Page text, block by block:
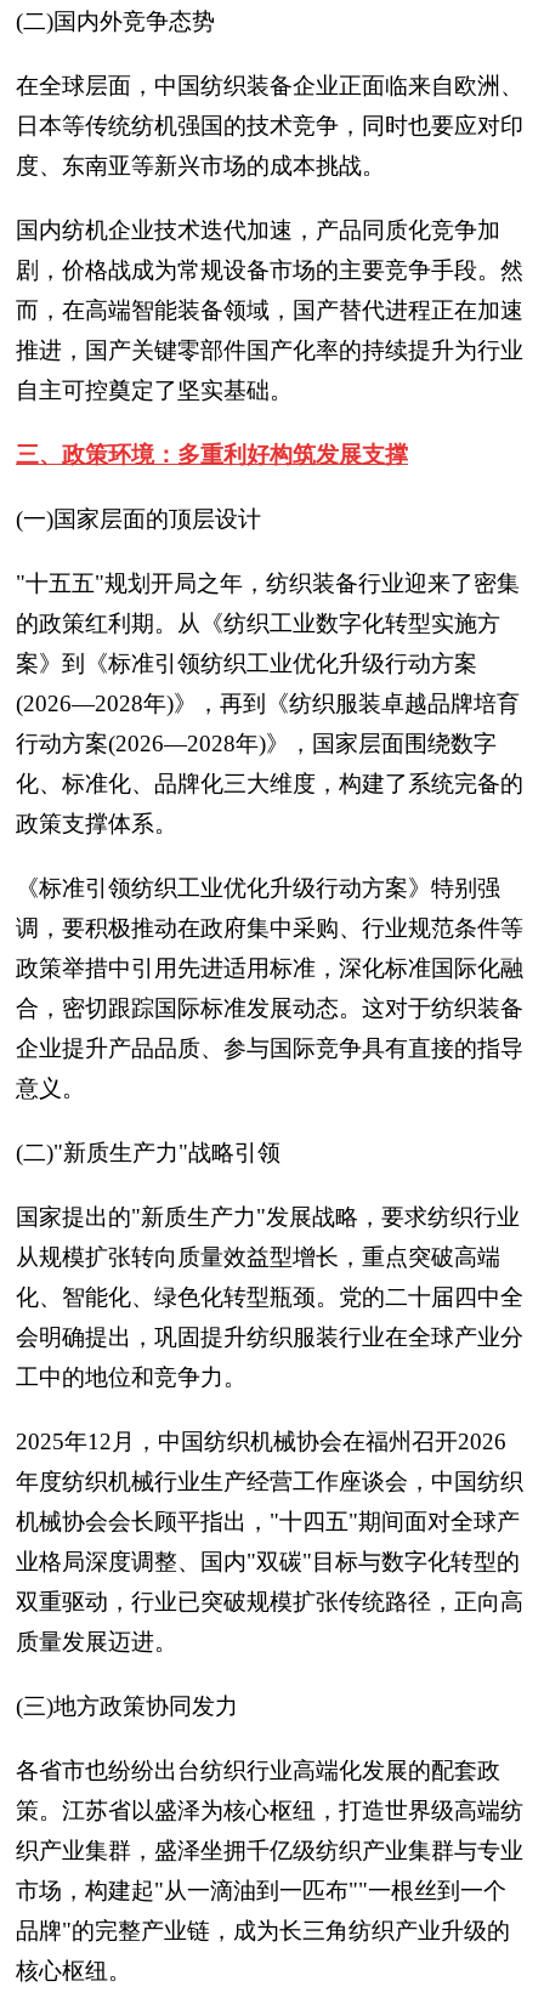
(二)国内外竞争态势
在全球层面，中国纺织装备企业正面临来自欧洲、
日本等传统纺机强国的技术竞争，同时也要应对印
度、东南亚等新兴市场的成本挑战。
国内纺机企业技术迭代加速，产品同质化竞争加
剧，价格战成为常规设备市场的主要竞争手段。然
而，在高端智能装备领域，国产替代进程正在加速
推进，国产关键零部件国产化率的持续提升为行业
自主可控奠定了坚实基础。
三、政策环境：多重利好构筑发展支撑
(一)国家层面的顶层设计
"十五五"规划开局之年，纺织装备行业迎来了密集
的政策红利期。从《纺织工业数字化转型实施方
案》到《标准引领纺织工业优化升级行动方案
(2026—2028年)》，再到《纺织服装卓越品牌培育
行动方案(2026—2028年)》，国家层面围绕数字
化、标准化、品牌化三大维度，构建了系统完备的
政策支撑体系。
《标准引领纺织工业优化升级行动方案》特别强
调，要积极推动在政府集中采购、行业规范条件等
政策举措中引用先进适用标准，深化标准国际化融
合，密切跟踪国际标准发展动态。这对于纺织装备
企业提升产品品质、参与国际竞争具有直接的指导
意义。
(二)"新质生产力"战略引领
国家提出的"新质生产力"发展战略，要求纺织行业
从规模扩张转向质量效益型增长，重点突破高端
化、智能化、绿色化转型瓶颈。党的二十届四中全
会明确提出，巩固提升纺织服装行业在全球产业分
工中的地位和竞争力。
2025年12月，中国纺织机械协会在福州召开2026
年度纺织机械行业生产经营工作座谈会，中国纺织
机械协会会长顾平指出，"十四五"期间面对全球产
业格局深度调整、国内"双碳"目标与数字化转型的
双重驱动，行业已突破规模扩张传统路径，正向高
质量发展迈进。
(三)地方政策协同发力
各省市也纷纷出台纺织行业高端化发展的配套政
策。江苏省以盛泽为核心枢纽，打造世界级高端纺
织产业集群，盛泽坐拥千亿级纺织产业集群与专业
市场，构建起"从一滴油到一匹布""一根丝到一个
品牌"的完整产业链，成为长三角纺织产业升级的
核心枢纽。